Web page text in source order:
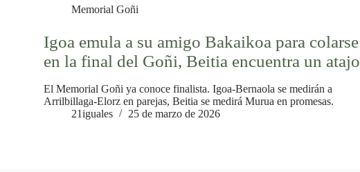
Memorial Goñi
Igoa emula a su amigo Bakaikoa para colarse
en la final del Goñi, Beitia encuentra un atajo
El Memorial Goñi ya conoce finalista. Igoa-Bernaola se medirán a
Arrilbillaga-Elorz en parejas, Beitia se medirá Murua en promesas.
21iguales
25 de marzo de 2026